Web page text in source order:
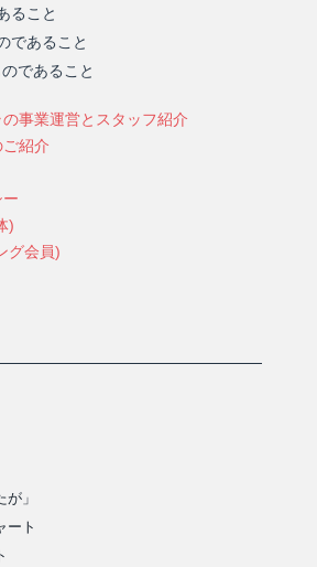
ること
であること
であること
事業運営とスタッフ紹介
紹介
)
グ会員)
」
ート